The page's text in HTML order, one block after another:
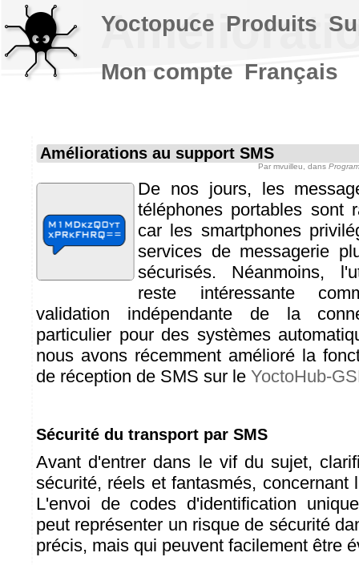
Améliorations au support SMS
Par mvuilleu , dans
De nos jours, les
téléphones portables sont
car les smartphones
services de messagerie
sécurisés. Néanmoins,
reste intéressante
validation indépendante de la
particulier pour des systèmes
nous avons récemment amélioré la
de réception de SMS sur le YoctoHub-
Sécurité du transport par SMS
Avant d'entrer dans le vif du sujet,
sécurité, réels et fantasmés, concernant
L'envoi de codes d'identification
peut représenter un risque de sécurité
précis, mais qui peuvent facilement être
Yoctopuce Produits
Mon compte Français